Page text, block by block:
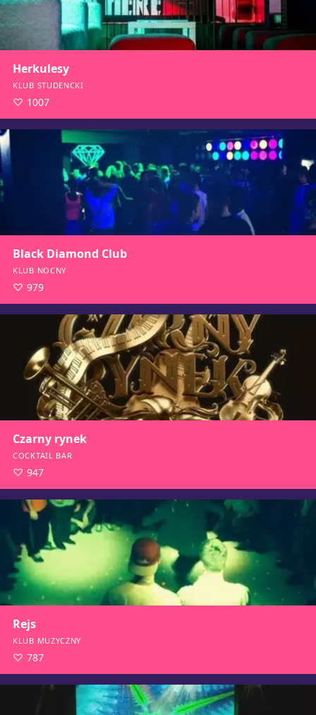
Herkulesy
KLUB STUDENCKI
1007
Black Diamond Club
KLUB NOCNY
979
Czarny rynek
COCKTAIL BAR
947
Rejs
KLUB MUZYCZNY
787